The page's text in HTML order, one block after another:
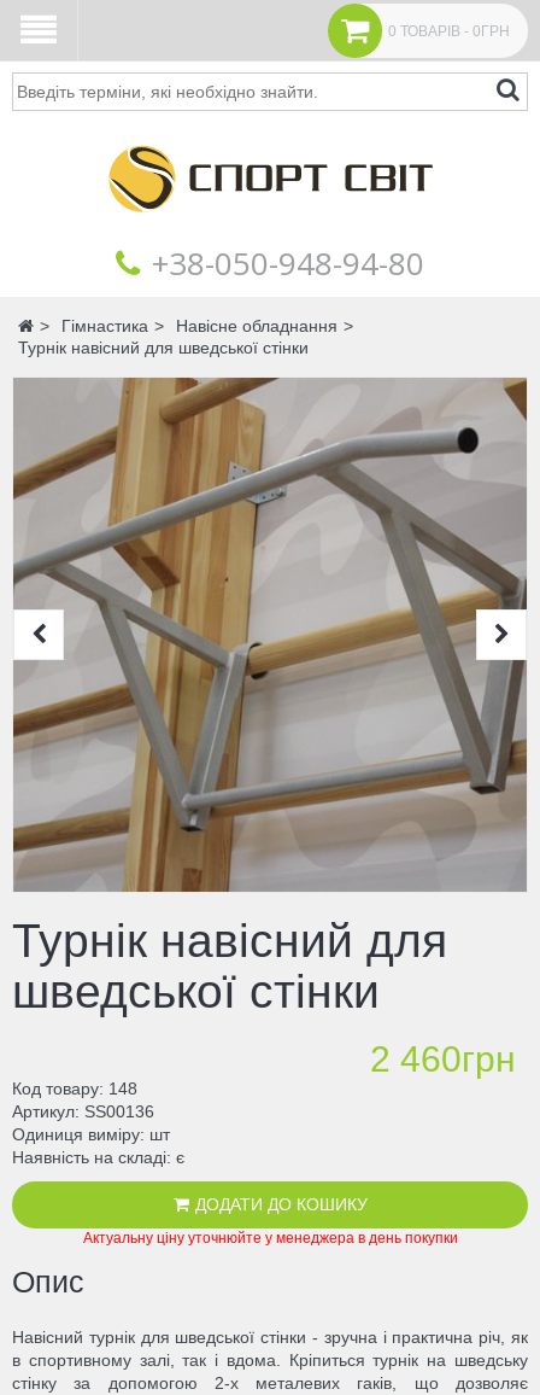
0 ТОВАРІВ - 0ГРН
Пошук
+38‎‎-050-948-94-80
Головна
Гімнастика
Навісне обладнання
Турнік навісний для шведської стінки
Турнік навісний для
шведської стінки
2 460грн
Код товару 148
Артикул SS00136
Одиниця виміру шт
Наявність на складі є
ДОДАТИ ДО КОШИКУ
Актуальну ціну уточнюйте у менеджера в день покупки
Опис
Навісний турнік для шведської стінки - зручна і практична річ, як
в спортивному залі, так і вдома. Кріпиться турнік на шведську
стінку за допомогою 2-х металевих гаків, що дозволяє